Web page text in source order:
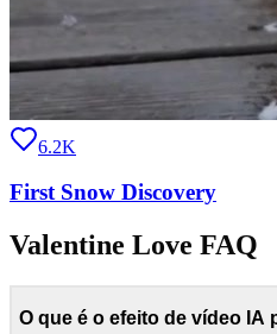
6.2K
First Snow Discovery
Valentine Love FAQ
O que é o efeito de vídeo IA